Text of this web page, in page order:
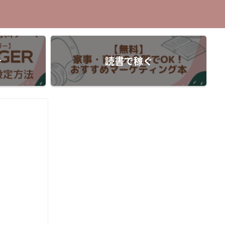
読書で稼ぐ